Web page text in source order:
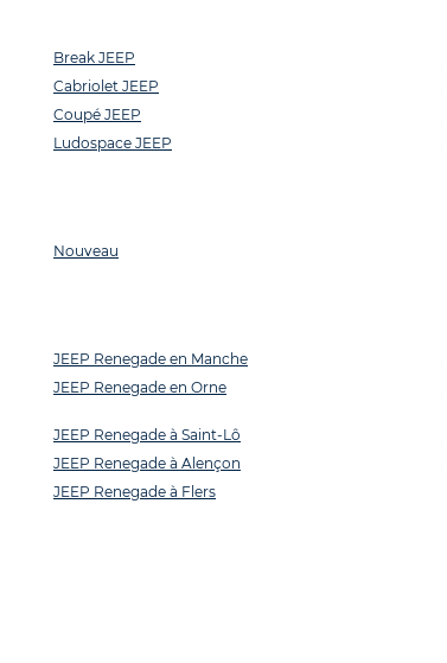
Break JEEP
Cabriolet JEEP
Coupé JEEP
Ludospace JEEP
Nouveau
JEEP Renegade en Manche
JEEP Renegade en Orne
JEEP Renegade à Saint-Lô
JEEP Renegade à Alençon
JEEP Renegade à Flers